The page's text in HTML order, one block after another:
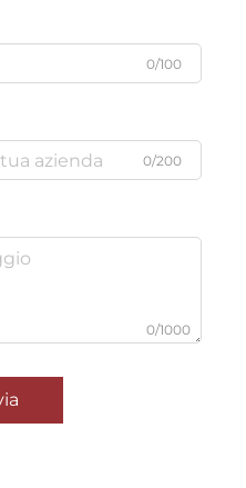
0/100
0/200
0/1000